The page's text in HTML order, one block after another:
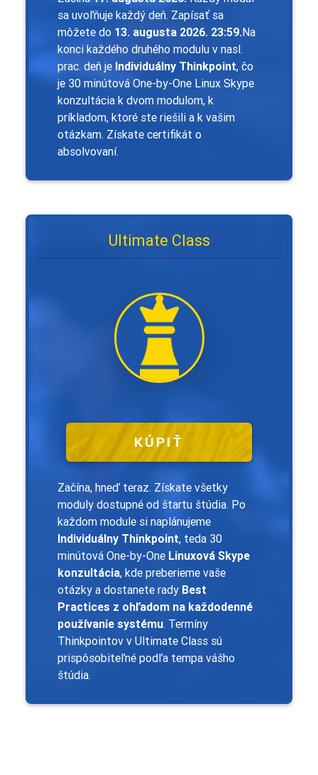
sa uvoľňuje každý deň. Zapísať sa
môžete do 13. augusta 2026. 23:59.Na
konci každého druhého modulu v nasl.
prac. deň je Individuálny Thinkpoint, čo
je 30 minútová One-by-One Linux Skype
konzultácia k dvom modulom, k
príkladom, ktoré ste riešili a k vašim
otázkam. Získate certifikát o
absolvovaní.
Ultimate Class
KÚPIŤ
Začína, hneď teraz. Získate všetky
moduly dostupné od štartu štúdia. Po
každom module si naplánujeme
Individuálny Thinkpoint, teda 30
minútová One-by-One Linuxová Skype
konzultácia, kde preberieme vaše
otázky a dostanete rady Best
Practices z ohľadom na každodenné
používanie systému. Termíny
Thinkpointov v Ultimate Class sú
prispôsobiteľné podľa tempa vášho
štúdia.